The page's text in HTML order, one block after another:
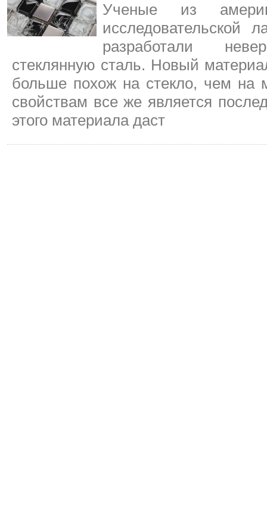
Ученые из
исследовательской
разработали
стеклянную сталь. Новый
больше похож на стекло, чем на
свойствам все же является
этого материала даст